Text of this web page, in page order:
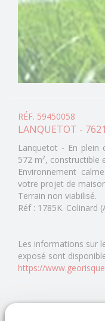
RÉF. 59450058
LANQUETOT -
Lanquetot - En plein
572 m², constructible
Environnement
votre projet de
Terrain non viabilisé.
Réf : 1785K. Colinard
Les informations sur
exposé sont
https://